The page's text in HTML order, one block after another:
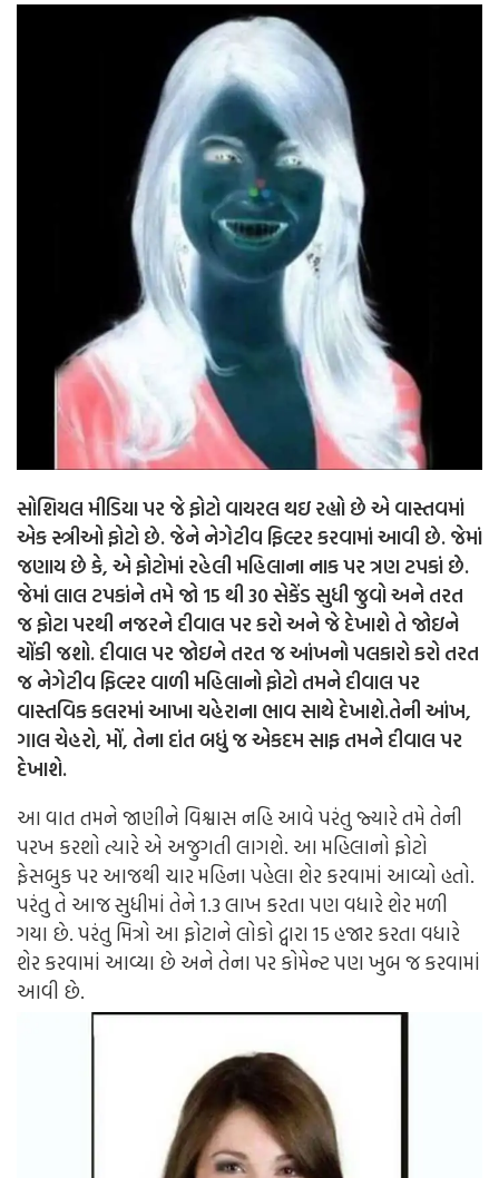
સોશિયલ મીડિયા પર જે ફોટો વાયરલ થઇ રહ્યો છે એ વાસ્તવમાં
એક સ્ત્રીઓ ફોટો છે. જેને નેગેટીવ ફિલ્ટર કરવામાં આવી છે. જેમાં
જણાય છે કે, એ ફોટોમાં રહેલી મહિલાના નાક પર ત્રણ ટપકાં છે.
જેમાં લાલ ટપકાંને તમે જો 15 થી 30 સેકેંડ સુધી જુવો અને તરત
જ ફોટા પરથી નજરને દીવાલ પર કરો અને જે દેખાશે તે જોઇને
ચોંકી જશો. દીવાલ પર જોઇને તરત જ આંખનો પલકારો કરો તરત
જ નેગેટીવ ફિલ્ટર વાળી મહિલાનો ફોટો તમને દીવાલ પર
વાસ્તવિક કલરમાં આખા ચહેરાના ભાવ સાથે દેખાશે.તેની આંખ,
ગાલ ચેહરો, મોં, તેના દાંત બધું જ એકદમ સાફ તમને દીવાલ પર
દેખાશે.
આ વાત તમને જાણીને વિશ્વાસ નહિ આવે પરંતુ જ્યારે તમે તેની
પરખ કરશો ત્યારે એ અજુગતી લાગશે. આ મહિલાનો ફોટો
ફેસબુક પર આજથી ચાર મહિના પહેલા શેર કરવામાં આવ્યો હતો.
પરંતુ તે આજ સુધીમાં તેને 1.3 લાખ કરતા પણ વધારે શેર મળી
ગયા છે. પરંતુ મિત્રો આ ફોટાને લોકો દ્વારા 15 હજાર કરતા વધારે
શેર કરવામાં આવ્યા છે અને તેના પર કોમેન્ટ પણ ખુબ જ કરવામાં
આવી છે.